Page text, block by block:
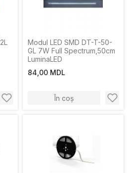
Modul LED SMD DT-T-50-
GL 7W Full Spectrum,50cm
LuminaLED
84,00 MDL
În coș